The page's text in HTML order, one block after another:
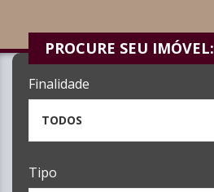
PROCURE SEU IMÓVEL:
Finalidade
TODOS
Tipo